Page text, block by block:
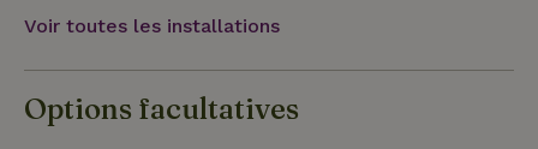
Voir toutes les installations
Options facultatives